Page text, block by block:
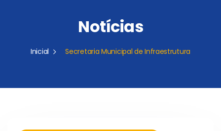
Notícias
Inicial Secretaria Municipal de Infraestrutura